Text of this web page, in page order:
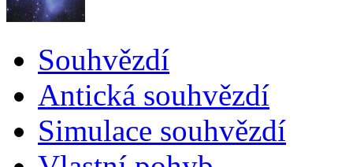
Souhvězdí
Antická souhvězdí
Simulace souhvězdí